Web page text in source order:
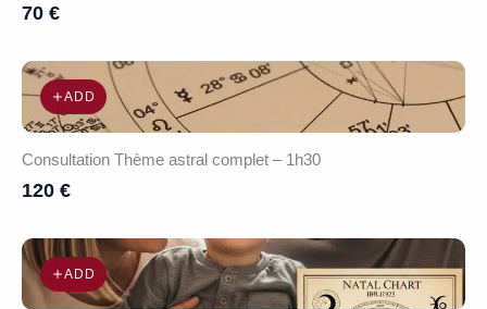
70 €
ADD
Consultation Thème astral complet – 1h30
120 €
ADD